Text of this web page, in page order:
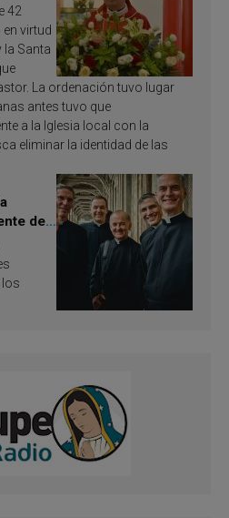
42
virtud
la Santa
La ordenación tuvo lugar
antes tuvo que
a la Iglesia local con la
eliminar la identidad de las
de
los